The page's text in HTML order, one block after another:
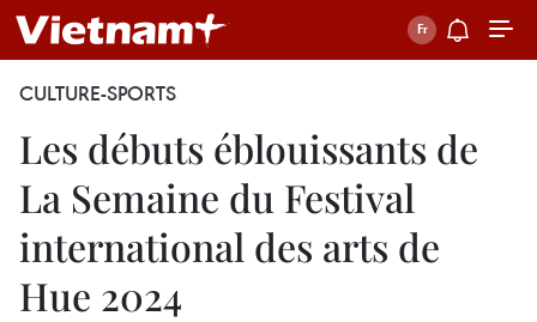
CULTURE-SPORTS
Les débuts éblouissants de
La Semaine du Festival
international des arts de
Hue 2024